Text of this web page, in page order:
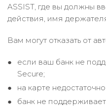
ASSIST, где вы должны
действия, имя
Вам могут отказать от
если ваш банк не
Secure;
на карте
банк не